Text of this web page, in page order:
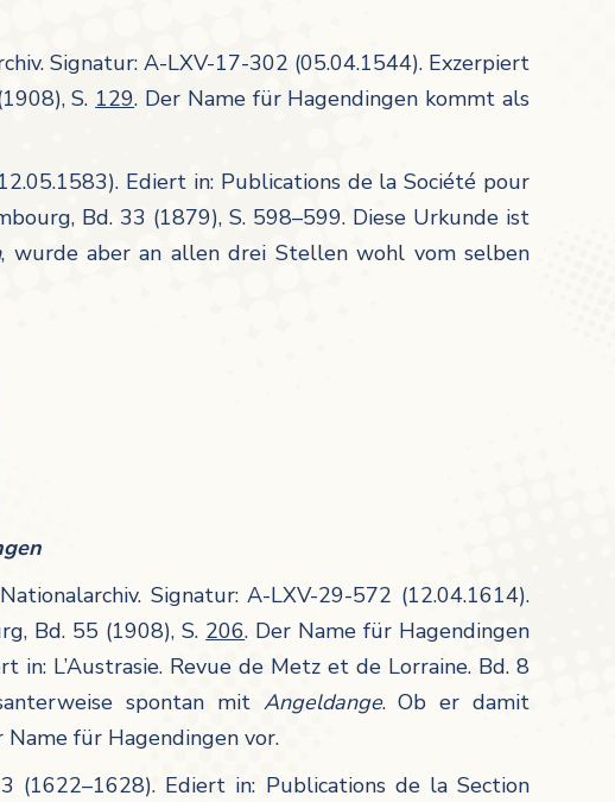
Signatur: A-LXV-17-302 (05.04.1544). Exzerpiert
S. 129. Der Name für Hagendingen kommt als
Ediert in: Publications de la Société pour
Bd. 33 (1879), S. 598–599. Diese Urkunde ist
, wurde aber an allen drei Stellen wohl vom selben
Signatur: A-LXV-29-572 (12.04.1614).
Bd. 55 (1908), S. 206. Der Name für Hagendingen
L’Austrasie. Revue de Metz et de Lorraine. Bd. 8
spontan mit Angeldange. Ob er damit
für Hagendingen vor.
(1622–1628). Ediert in: Publications de la Section